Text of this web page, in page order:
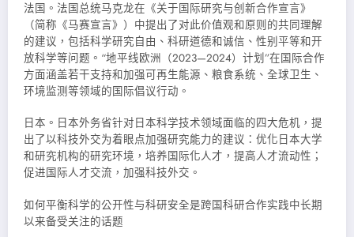
法国。法国总统马克龙在《关于国际研究与创新合作宣言》
（简称《马赛宣言》）中提出了对此价值观和原则的共同理解
的建议，包括科学研究自由、科研道德和诚信、性别平等和开
放科学等问题。“地平线欧洲（2023—2024）计划”在国际合作
方面涵盖若干支持和加强可再生能源、粮食系统、全球卫生、
环境监测等领域的国际倡议行动。
日本。日本外务省针对日本科学技术领域面临的四大危机，提
出了以科技外交为着眼点加强研究能力的建议：优化日本大学
和研究机构的研究环境，培养国际化人才，提高人才流动性；
促进国际人才交流，加强科技外交。
如何平衡科学的公开性与科研安全是跨国科研合作实践中长期
以来备受关注的话题